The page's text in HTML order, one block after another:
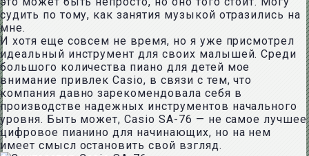
судить по тому, как занятия музыкой отразились на
мне.
И хотя еще совсем не время, но я уже присмотрел
идеальный инструмент для своих малышей. Среди
большого количества пиано для детей мое
внимание привлек Casio, в связи с тем, что
компания давно зарекомендовала себя в
производстве надежных инструментов начального
уровня. Быть может, Casio SA-76 — не самое лучшее
цифровое пианино для начинающих, но на нем
имеет смысл остановить свой взгляд.